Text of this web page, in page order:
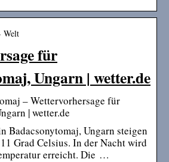
Welt
für
Ungarn | wetter.de
– Wettervorhersage für
| wetter.de
Badacsonytomaj, Ungarn steigen
Grad Celsius. In der Nacht wird
erreicht. Die …